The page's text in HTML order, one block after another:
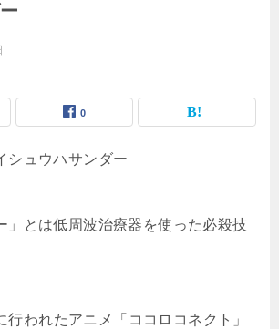
0
シュウハサンダー
」とは低周波治療器を使った必殺技
行われたアニメ「ココロコネクト」